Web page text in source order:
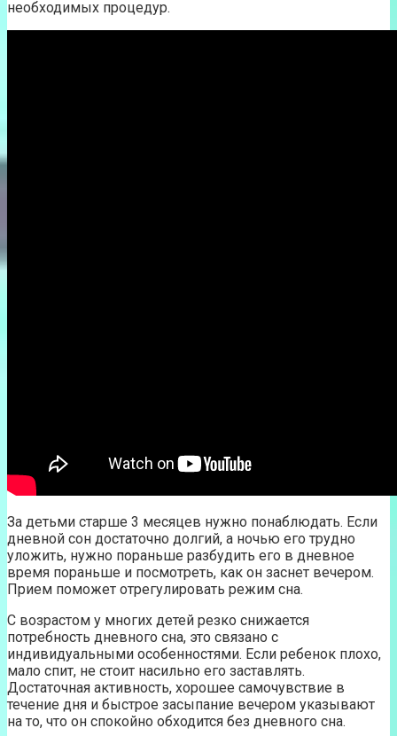
необходимых процедур.
За детьми старше 3 месяцев нужно понаблюдать. Если
дневной сон достаточно долгий, а ночью его трудно
уложить, нужно пораньше разбудить его в дневное
время пораньше и посмотреть, как он заснет вечером.
Прием поможет отрегулировать режим сна.
С возрастом у многих детей резко снижается
потребность дневного сна, это связано с
индивидуальными особенностями. Если ребенок плохо,
мало спит, не стоит насильно его заставлять.
Достаточная активность, хорошее самочувствие в
течение дня и быстрое засыпание вечером указывают
на то, что он спокойно обходится без дневного сна.